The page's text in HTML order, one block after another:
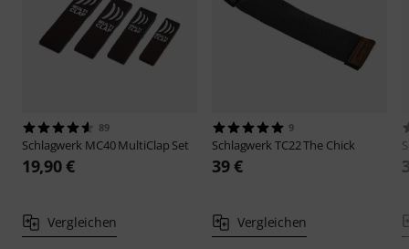
89
Schlagwerk MC40 MultiClap Set
19,90 €
Vergleichen
9
Schlagwerk TC22 The Chick
39 €
Vergleichen